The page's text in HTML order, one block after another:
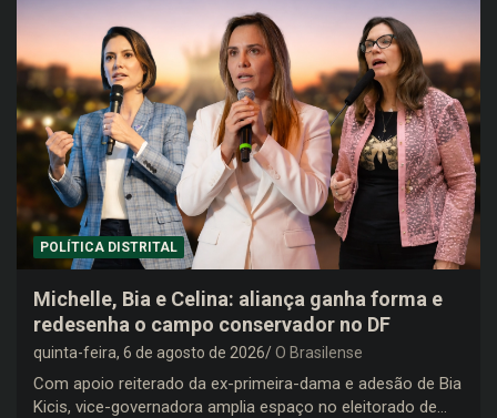
POLÍTICA DISTRITAL
Michelle, Bia e Celina: aliança ganha forma e
redesenha o campo conservador no DF
quinta-feira, 6 de agosto de 2026 O Brasilense
Com apoio reiterado da ex-primeira-dama e adesão de Bia
Kicis, vice-governadora amplia espaço no eleitorado de…